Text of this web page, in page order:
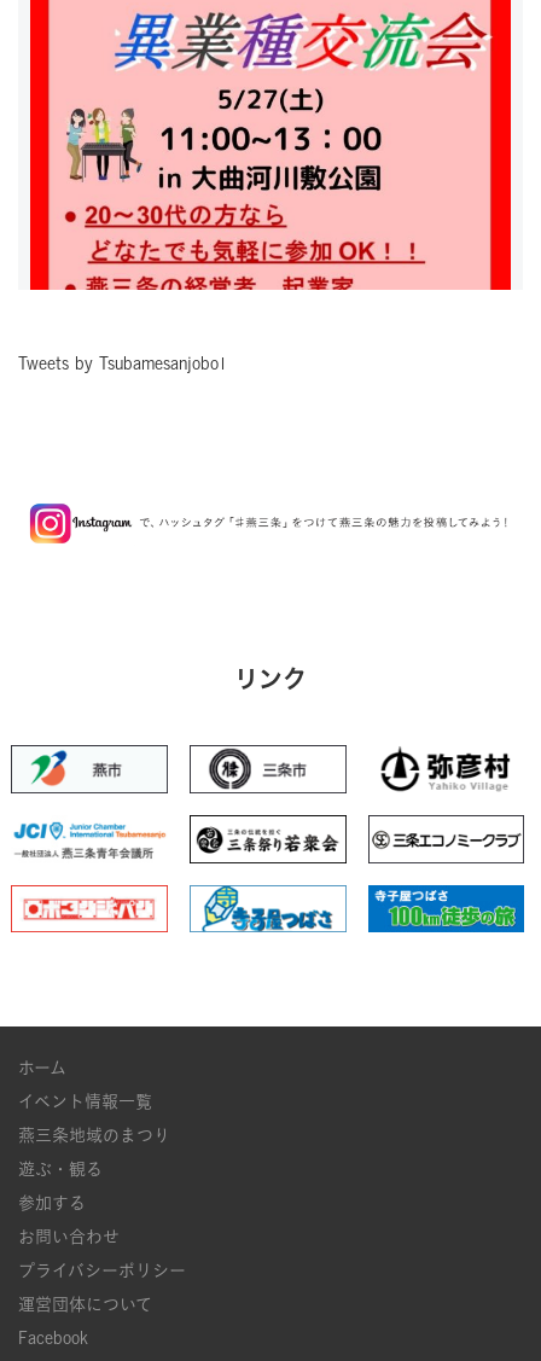
Follow on Instagram
Tweets by Tsubamesanjobo1
リンク
ホーム
イベント情報一覧
燕三条地域のまつり
遊ぶ・観る
参加する
お問い合わせ
プライバシーポリシー
運営団体について
Facebook